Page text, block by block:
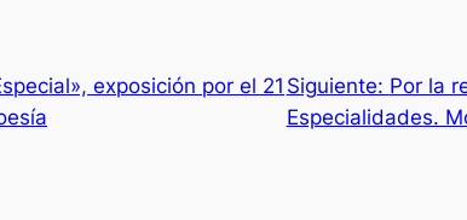
exposición por el 21 Siguiente: Por la
Especialidades.